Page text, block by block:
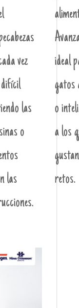
vez
las
o
las
ideal
gatos
o
a los
retos.